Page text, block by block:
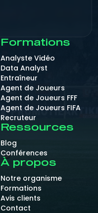
Formations
Analyste Vidéo
Data Analyst
Entraîneur
Agent de Joueurs
Agent de Joueurs FFF
Agent de Joueurs FIFA
Recruteur
Ressources
Blog
Conférences
À propos
Notre organisme
Formations
Avis clients
Contact